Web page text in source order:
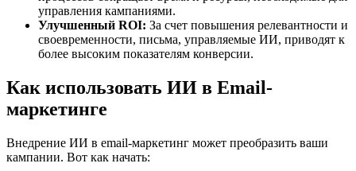
управления кампаниями.
Улучшенный ROI: За счет повышения релевантности и
своевременности, письма, управляемые ИИ, приводят к
более высоким показателям конверсии.
Как использовать ИИ в Email-
маркетинге
Внедрение ИИ в email-маркетинг может преобразить ваши
кампании. Вот как начать: